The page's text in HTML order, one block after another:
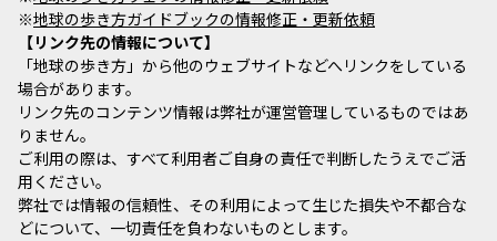
※地球の歩き方ガイドブックの情報修正・更新依頼
リンク先の情報について
「地球の歩き方」から他のウェブサイトなどへリンクをしている
場合があります。
リンク先のコンテンツ情報は弊社が運営管理しているものではあ
りません。
ご利用の際は、すべて利用者ご自身の責任で判断したうえでご活
用ください。
弊社では情報の信頼性、その利用によって生じた損失や不都合な
どについて、一切責任を負わないものとします。